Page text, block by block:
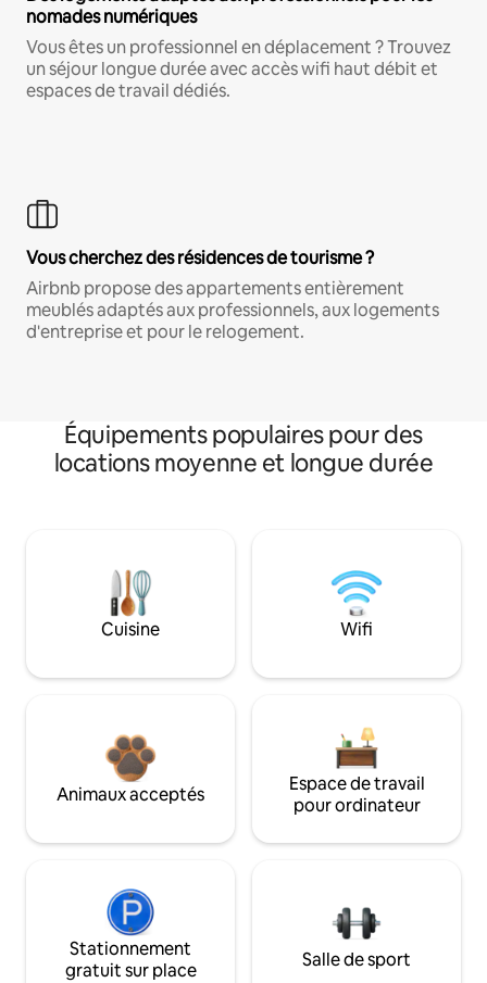
nomades numériques
Vous êtes un professionnel en déplacement ? Trouvez
un séjour longue durée avec accès wifi haut débit et
espaces de travail dédiés.
Vous cherchez des résidences de tourisme ?
Airbnb propose des appartements entièrement
meublés adaptés aux professionnels, aux logements
d'entreprise et pour le relogement.
Équipements populaires pour des
locations moyenne et longue durée
Cuisine Wifi
Animaux acceptés
Espace de travail
pour ordinateur
Stationnement
gratuit sur place
Salle de sport